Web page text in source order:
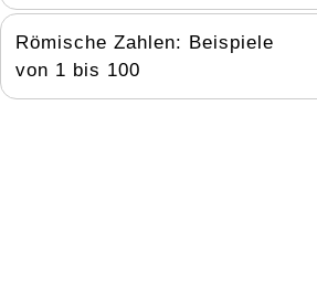
Römische Zahlen: Beispiele
von 1 bis 100